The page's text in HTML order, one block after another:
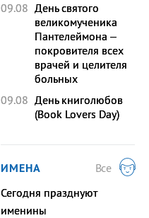
09.08 День святого
великомученика
Пантелеймона –
покровителя всех
врачей и целителя
больных
09.08 День книголюбов
(Book Lovers Day)
ИМЕНА
Все
Сегодня празднуют
именины